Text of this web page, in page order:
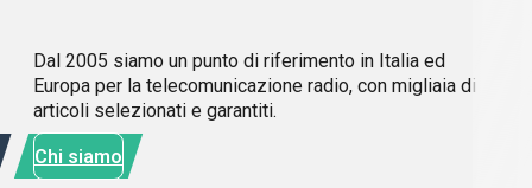
Dal 2005 siamo un punto di riferimento in Italia ed
Europa per la telecomunicazione radio, con migliaia di
articoli selezionati e garantiti.
Chi siamo